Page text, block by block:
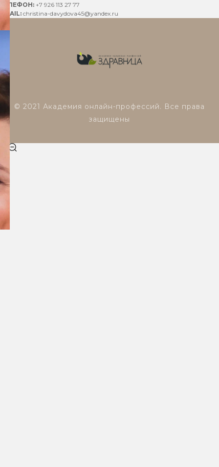
ТЕЛЕФОН: +7 926 113 27 77
EMAIL: christina-davydova45@yandex.ru
© 2021 Академия онлайн-профессий. Все права
защищены